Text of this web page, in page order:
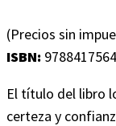
(Precios sin
ISBN:
El título del libro
certeza y